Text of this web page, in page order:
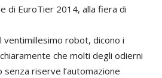
di EuroTier 2014, alla fiera di
ventimillesimo robot, dicono i
che molti degli odierni
riserve l’automazione